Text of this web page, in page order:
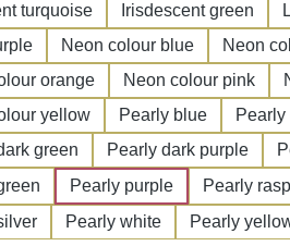
turquoise
Irisdescent green
Neon colour blue
Neon
orange
Neon colour pink
yellow
Pearly blue
green
Pearly dark purple
Pearly purple Pearly
Pearly white Pearly